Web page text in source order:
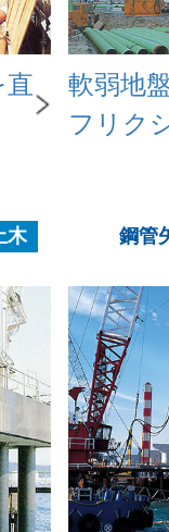
直
軟弱地
フリク
木 鋼管